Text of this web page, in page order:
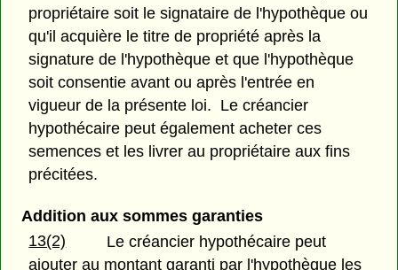
propriétaire soit le signataire de l'hypothèque ou
qu'il acquière le titre de propriété après la
signature de l'hypothèque et que l'hypothèque
soit consentie avant ou après l'entrée en
vigueur de la présente loi. Le créancier
hypothécaire peut également acheter ces
semences et les livrer au propriétaire aux fins
précitées.
Addition aux sommes garanties
13(2)
Le créancier hypothécaire peut
ajouter au montant garanti par l'hypothèque les